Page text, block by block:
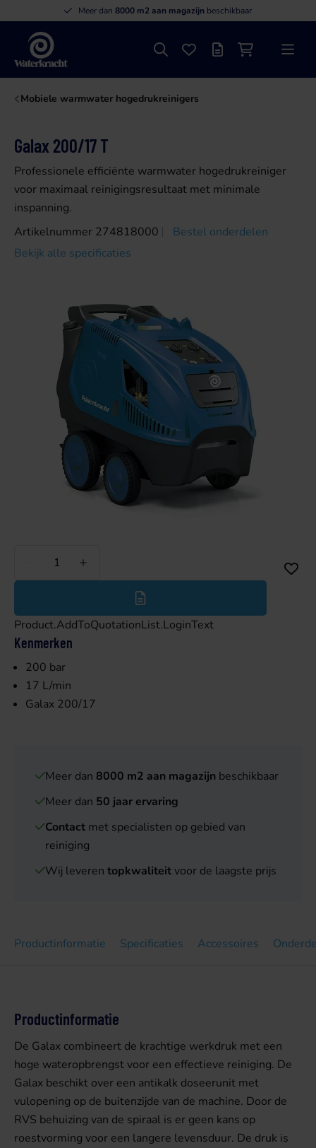
Meer dan 8000 m2 aan magazijn beschikbaar
Waterkracht
ZoekenFavorieten
OffertelijstWinkelwagen
Menu
Mobiele warmwater hogedrukreinigers
Galax 200/17 T
Professionele efficiënte warmwater hogedrukreiniger
voor maximaal reinigingsresultaat met minimale
inspanning.
Artikelnummer 274818000
Bestel onderdelen
Bekijk alle specificaties
Minder
Product.AddToQuotationList.LoginText
Kenmerken
200 bar
17 L/min
Galax 200/17
Meer dan 8000 m2 aan magazijn beschikbaar
Meer dan 50 jaar ervaring
Contact met specialisten op gebied van
reiniging
Wij leveren topkwaliteit voor de laagste prijs
Productinformatie Specificaties Accessoires
Productinformatie
De Galax combineert de krachtige werkdruk met een
hoge wateropbrengst voor een effectieve reiniging. De
Galax beschikt over een antikalk doseerunit met
vulopening op de buitenzijde van de machine. Door de
RVS behuizing van de spiraal is er geen kans op
roestvorming voor een langere levensduur. De druk is